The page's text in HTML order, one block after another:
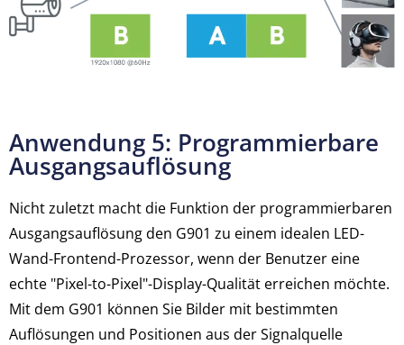
Anwendung 5: Programmierbare
Ausgangsauflösung
Nicht zuletzt macht die Funktion der programmierbaren
Ausgangsauflösung den G901 zu einem idealen LED-
Wand-Frontend-Prozessor, wenn der Benutzer eine
echte "Pixel-to-Pixel"-Display-Qualität erreichen möchte.
Mit dem G901 können Sie Bilder mit bestimmten
Auflösungen und Positionen aus der Signalquelle